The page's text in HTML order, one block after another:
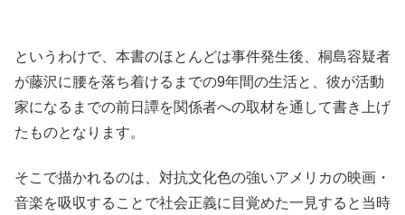
というわけで、本書のほとんどは事件発生後、桐島容疑者
が藤沢に腰を落ち着けるまでの9年間の生活と、彼が活動
家になるまでの前日譚を関係者への取材を通して書き上げ
たものとなります。
そこで描かれるのは、対抗文化色の強いアメリカの映画・
音楽を吸収することで社会正義に目覚めた一見すると当時